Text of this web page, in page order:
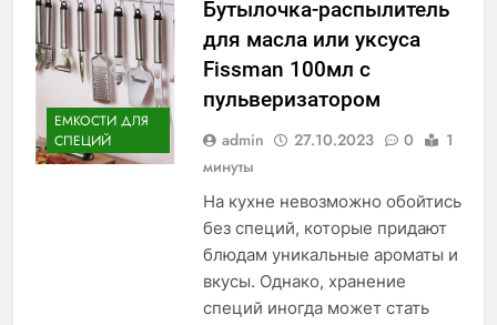
ЕМКОСТИ ДЛЯ
СПЕЦИЙ
Бутылочка-распылитель
для масла или уксуса
Fissman 100мл с
пульверизатором
admin 27.10.2023 0
1
минуты
На кухне невозможно обойтись
без специй, которые придают
блюдам уникальные ароматы и
вкусы. Однако, хранение
специй иногда может стать